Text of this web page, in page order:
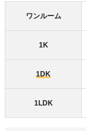
ワンルーム
1K
1DK
1LDK